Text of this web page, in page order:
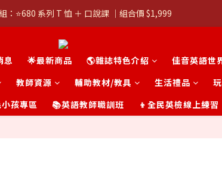
：⭐680 系列 T 恤 ＋ 口說課 ｜組合價 $1,999
：⭐680 系列 T 恤 ＋ 口說課 ｜組合價 $1,999
潮T任選兩件$1000
：⭐680 系列 T 恤 ＋ 口說課 ｜組合價 $1,999
息 🌟最新商品 🌎雜誌特色介紹 佳音英語世
教師資源 輔助教材/教具 生活禮品
孩專區 📚英語教師職訓班 👦全民英檢線上練習